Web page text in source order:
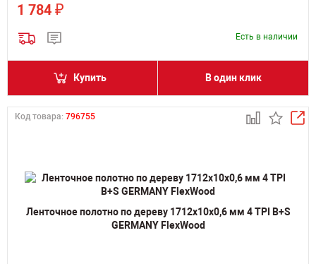
1 784 ₽
Есть в наличии
Купить В один клик
Код товара: 796755
Ленточное полотно по дереву 1712х10х0,6 мм 4 TPI B+S
GERMANY FlexWood